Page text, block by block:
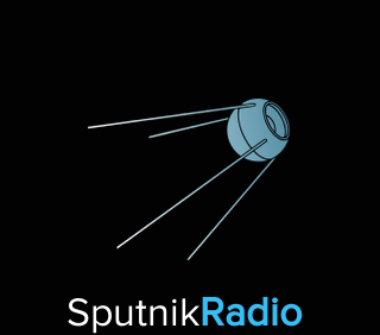
SputnikRadio